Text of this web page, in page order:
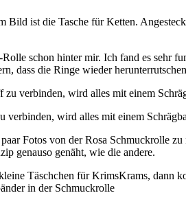
Bild ist die Tasche für Ketten.
schon hinter mir. Ich fand es sehr
dass die Ringe wieder
wird alles mit einem
Fotos von der Rosa Schmuckrolle
genauso genäht, wie die andere.
Täschchen für KrimsKrams, dann